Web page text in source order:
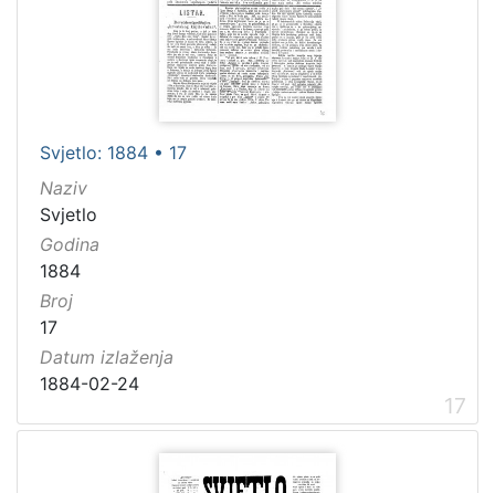
Svjetlo: 1884 • 17
Naziv
Svjetlo
Godina
1884
Broj
17
Datum izlaženja
1884-02-24
17